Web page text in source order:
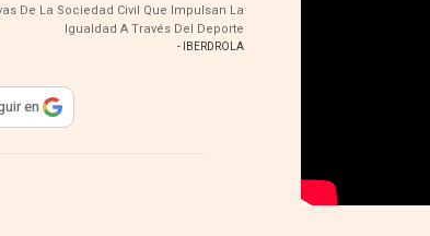
De La Sociedad Civil Que Impulsan La
Igualdad A Través Del Deporte
- IBERDROLA
para compartir
en